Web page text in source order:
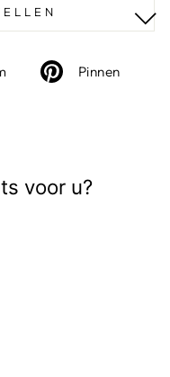
InstagramPinnen
voor u?